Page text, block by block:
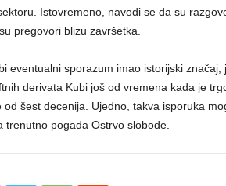
Istovremeno, navodi se da su
pregovori blizu završetka.
eventualni sporazum imao istorijski
derivata Kubi još od vremena kada je
od šest decenija. Ujedno, takva isporuka
trenutno pogađa Ostrvo slobode.